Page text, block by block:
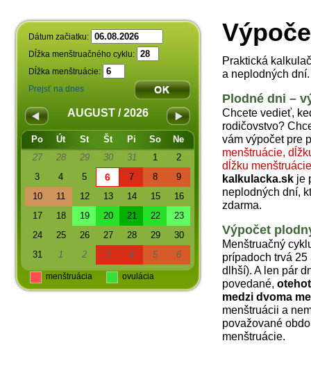
Praktická
a neplodných dní.
Plodné dni –
Chcete vedieť,
rodičovstvo?
vám výpočet pre
menštruácie,
dĺžku
kalkulacka.sk je
neplodných dní,
zdarma.
Výpočet
Menštruačný
prípadoch trvá
dlhší). A len pár
povedané,
medzi dvoma
menštruácii a
považované
menštruácie.
Dátum začiatku:
Dĺžka menštruačného cyklu:
Dĺžka menštruácie:
Prejsť na dnes
AUGUST / 2026
Po Út St Št Pi So
Ne
27
28 29 30 31 1
2
3
4 5 6 7 8
9
10
11 12 13 14 15
16
17
18 19 20 21 22
23
24
25 26 27 28 29
30
31
1 2 3 4 5 6
menštruácia ovulácia